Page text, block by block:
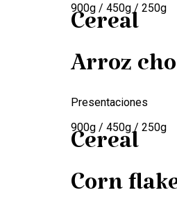
900g / 450g / 250g
Cereal
Arroz
Presentaciones
900g / 450g / 250g
Cereal
Corn